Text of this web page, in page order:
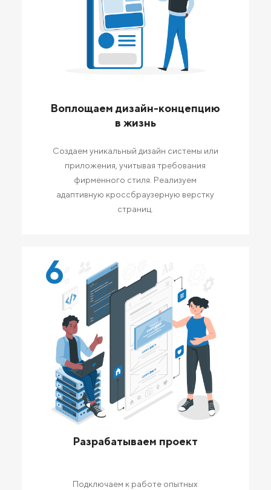
Воплощаем дизайн-концепцию
в жизнь
Создаем уникальный дизайн системы или
приложения, учитывая требования
фирменного стиля. Реализуем
адаптивную кроссбраузерную верстку
страниц.
6
Разрабатываем проект
Подключаем к работе опытных